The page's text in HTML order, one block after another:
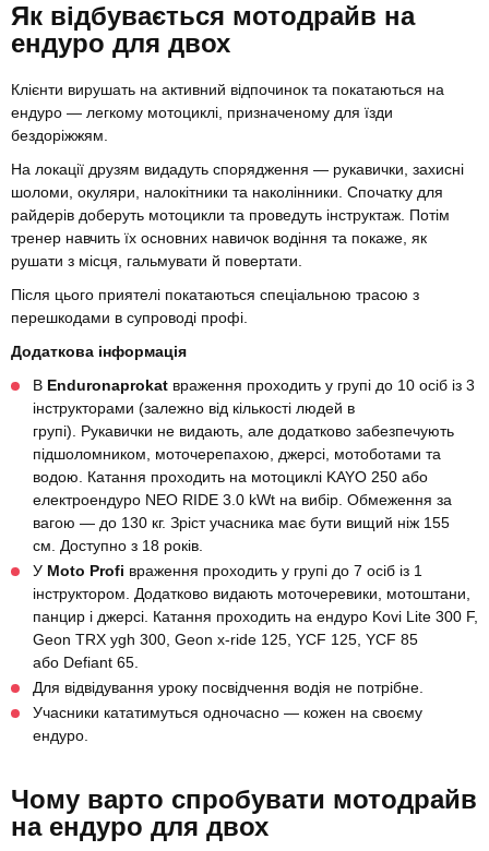
Як відбувається мотодрайв на
ендуро для двох
Клієнти вирушать на активний відпочинок та покатаються на
ендуро — легкому мотоциклі, призначеному для їзди
бездоріжжям.
На локації друзям видадуть спорядження — рукавички, захисні
шоломи, окуляри, налокітники та наколінники. Спочатку для
райдерів доберуть мотоцикли та проведуть інструктаж. Потім
тренер навчить їх основних навичок водіння та покаже, як
рушати з місця, гальмувати й повертати.
Після цього приятелі покатаються спеціальною трасою з
перешкодами в супроводі профі.
Додаткова інформація
В Enduronaprokat враження проходить у групі до 10 осіб із 3
інструкторами (залежно від кількості людей в
групі). Рукавички не видають, але додатково забезпечують
підшоломником, моточерепахою, джерсі, мотоботами та
водою. Катання проходить на мотоциклі KAYO 250 або
електроендуро NEO RIDE 3.0 kWt на вибір. Обмеження за
вагою — до 130 кг. Зріст учасника має бути вищий ніж 155
см. Доступно з 18 років.
У Moto Profi враження проходить у групі до 7 осіб із 1
інструктором. Додатково видають моточеревики, мотоштани,
панцир і джерсі. Катання проходить на ендуро Kovi Lite 300 F,
Geon TRX ygh 300, Geon x-ride 125, YCF 125, YCF 85
або Defiant 65
Для відвідування уроку посвідчення водія не потрібне.
Учасники кататимуться одночасно — кожен на своєму
ендуро.
Чому варто спробувати мотодрайв
на ендуро для двох